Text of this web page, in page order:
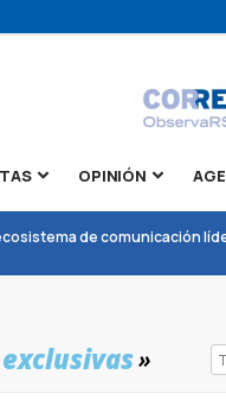
OPINIÓN
de comunicación
exclusivas»